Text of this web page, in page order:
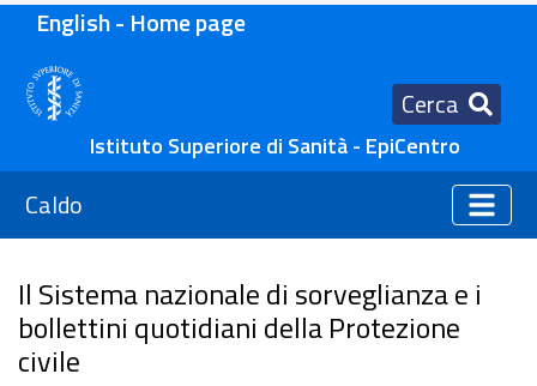
English - Home page
Cerca
Istituto Superiore di Sanità - EpiCentro
Caldo
Il Sistema nazionale di sorveglianza e i
bollettini quotidiani della Protezione
civile